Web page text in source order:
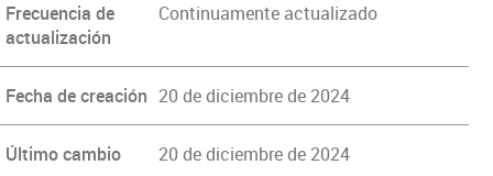
Frecuencia de
actualización
Continuamente actualizado
Fecha de creación 20 de diciembre de 2024
Último cambio 20 de diciembre de 2024